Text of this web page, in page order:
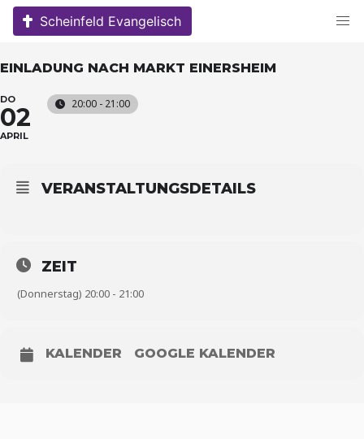
Skip
Scheinfeld Evangelisch
EINLADUNG NACH MARKT EINERSHEIM
DO
02
APRIL
20:00 - 21:00
VERANSTALTUNGSDETAILS
ZEIT
(Donnerstag) 20:00 - 21:00
KALENDER GOOGLE KALENDER